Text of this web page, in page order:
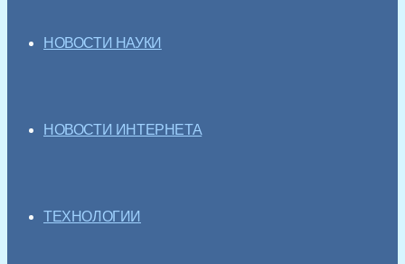
НОВОСТИ НАУКИ
НОВОСТИ ИНТЕРНЕТА
ТЕХНОЛОГИИ